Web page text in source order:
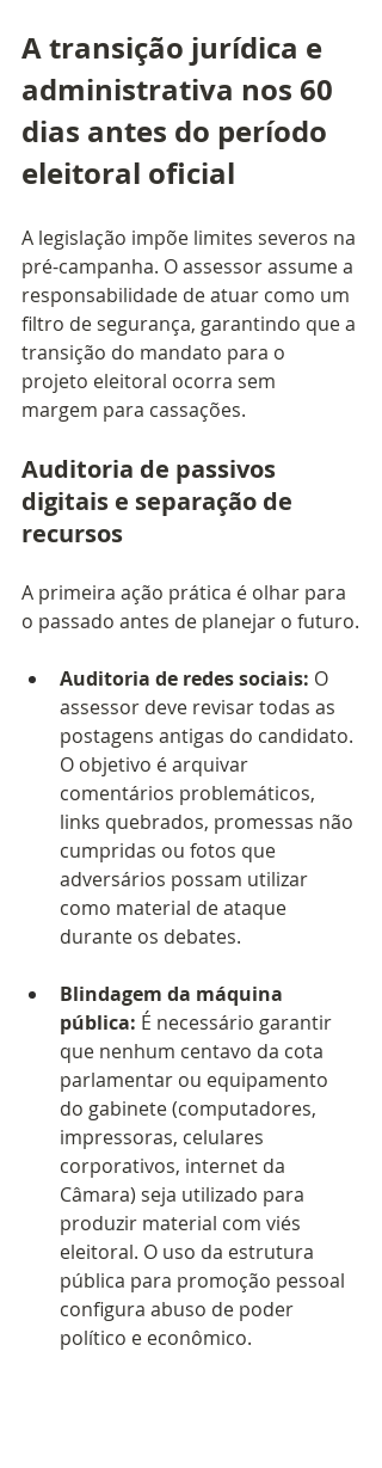
A transição jurídica e
administrativa nos 60
dias antes do período
eleitoral oficial
A legislação impõe limites severos na
pré-campanha. O assessor assume a
responsabilidade de atuar como um
filtro de segurança, garantindo que a
transição do mandato para o
projeto eleitoral ocorra sem
margem para cassações.
Auditoria de passivos
digitais e separação de
recursos
A primeira ação prática é olhar para
o passado antes de planejar o futuro.
Auditoria de redes sociais: O
assessor deve revisar todas as
postagens antigas do candidato.
O objetivo é arquivar
comentários problemáticos,
links quebrados, promessas não
cumpridas ou fotos que
adversários possam utilizar
como material de ataque
durante os debates.
Blindagem da máquina
pública: É necessário garantir
que nenhum centavo da cota
parlamentar ou equipamento
do gabinete (computadores,
impressoras, celulares
corporativos, internet da
Câmara) seja utilizado para
produzir material com viés
eleitoral. O uso da estrutura
pública para promoção pessoal
configura abuso de poder
político e econômico.